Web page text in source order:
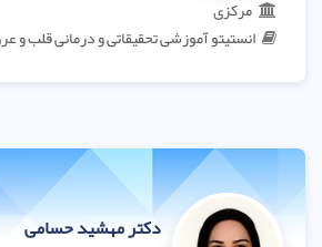
مرکزی
انستیتو آموزشی تحقیقاتی و درمانی قلب و
دکتر مهشید حسامی